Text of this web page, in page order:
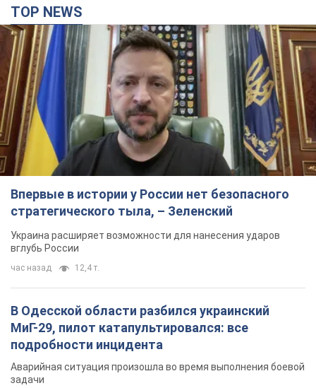
TOP NEWS
Впервые в истории у России нет безопасного
стратегического тыла, – Зеленский
Украина расширяет возможности для нанесения ударов
вглубь России
час назад 12,4 т.
В Одесской области разбился украинский
МиГ-29, пилот катапультировался: все
подробности инцидента
Аварийная ситуация произошла во время выполнения боевой
задачи